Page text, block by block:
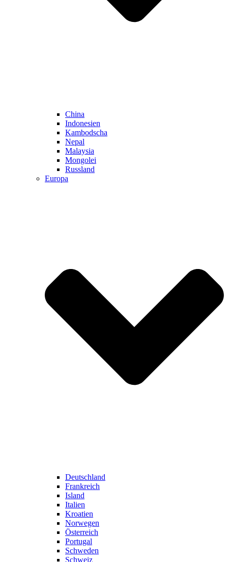
China
Indonesien
Kambodscha
Nepal
Malaysia
Mongolei
Russland
Europa
Deutschland
Frankreich
Island
Italien
Kroatien
Norwegen
Österreich
Portugal
Schweden
Schweiz